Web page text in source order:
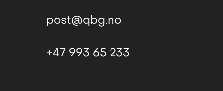
post@qbg.no
+47 993 65 233